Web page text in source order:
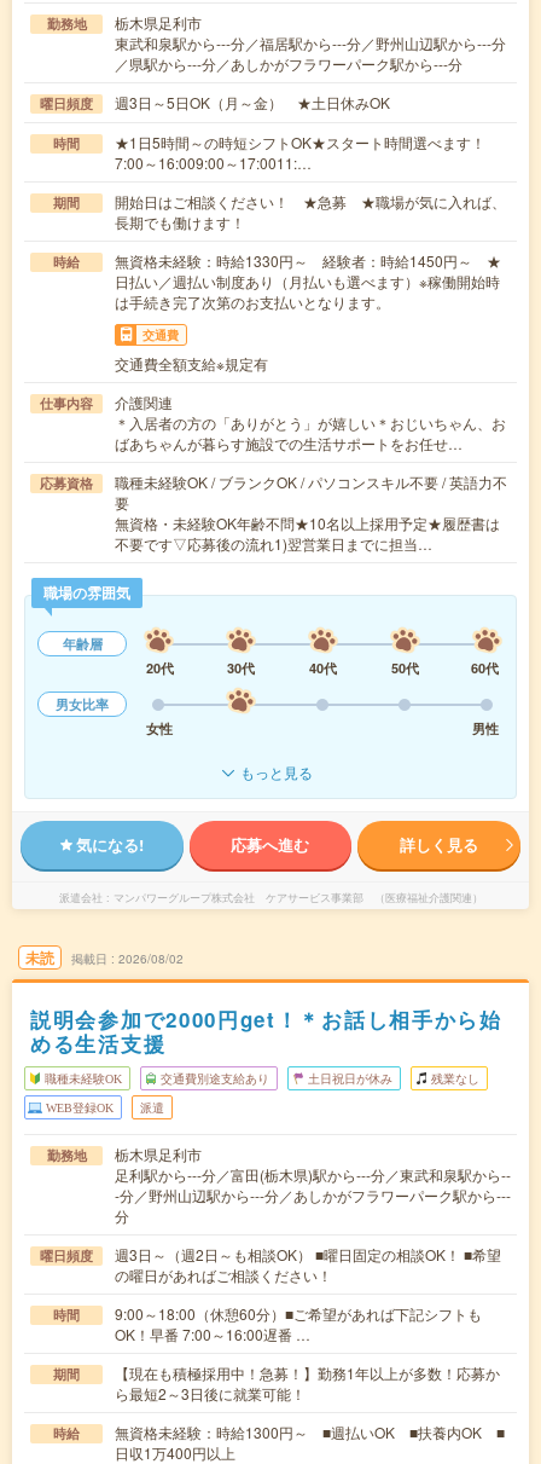
勤務地
栃木県足利市
東武和泉駅から---分／福居駅から---分／野州山辺駅から---分
／県駅から---分／あしかがフラワーパーク駅から---分
曜日頻度 週3日～5日OK（月～金） ★土日休みOK
時間
★1日5時間～の時短シフトOK★スタート時間選べます！
7:00～16:009:00～17:0011:…
期間
開始日はご相談ください！ ★急募 ★職場が気に入れば、
長期でも働けます！
時給
無資格未経験：時給1330円～ 経験者：時給1450円～ ★
日払い／週払い制度あり（月払いも選べます）※稼働開始時
は手続き完了次第のお支払いとなります。
交通費
交通費全額支給※規定有
仕事内容
介護関連
＊入居者の方の「ありがとう」が嬉しい＊おじいちゃん、お
ばあちゃんが暮らす施設での生活サポートをお任せ…
応募資格
職種未経験OK / ブランクOK / パソコンスキル不要 / 英語力不
要
無資格・未経験OK年齢不問★10名以上採用予定★履歴書は
不要です▽応募後の流れ1)翌営業日までに担当…
職場の雰囲気
年齢層
20代
30代 40代 50代
60代
男女比率
女性
男性
もっと見る
気になる! 応募へ進む 詳しく見る
派遣会社 マンパワーグループ株式会社 ケアサービス事業部 （医療福祉介護関連）
未読 掲載日 2026/08/02
説明会参加で2000円get！＊お話し相手から始
める生活支援
職種未経験OK 交通費別途支給あり 土日祝日が休み 残業なし
WEB登録OK 派遣
勤務地
栃木県足利市
足利駅から---分／富田(栃木県)駅から---分／東武和泉駅から--
-分／野州山辺駅から---分／あしかがフラワーパーク駅から---
分
曜日頻度
週3日～（週2日～も相談OK） ■曜日固定の相談OK！ ■希望
の曜日があればご相談ください！
時間
9:00～18:00（休憩60分）■ご希望があれば下記シフトも
OK！早番 7:00～16:00遅番 …
期間
【現在も積極採用中！急募！】勤務1年以上が多数！応募か
ら最短2～3日後に就業可能！
時給
無資格未経験：時給1300円～ ■週払いOK ■扶養内OK ■
日収1万400円以上